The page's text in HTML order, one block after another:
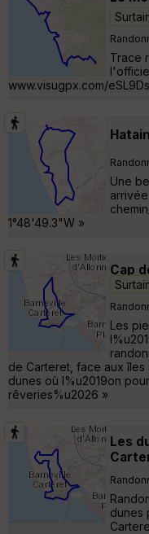
Trace
www.visugpx.com/
Une
1°48'49.3"W »
Cap
Les
de Carteret, face aux
dunes où l%u2019on
rêveries%u2026 »
Les
dunes